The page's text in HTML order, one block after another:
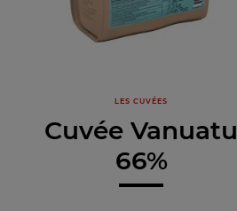
LES CUVÉES
Cuvée Vanuatu
66%